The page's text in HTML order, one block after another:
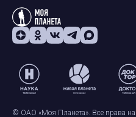
© ОАО «Моя Планета». Все права